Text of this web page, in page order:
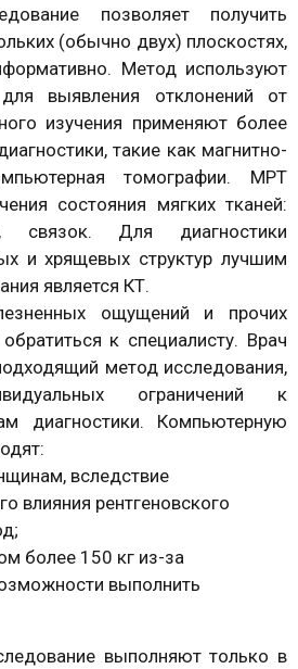
позволяет получить
(обычно двух) плоскостях,
Метод используют
выявления отклонений от
изучения применяют более
такие как магнитно-
томографии. МРТ
состояния мягких тканей:
связок. Для диагностики
и хрящевых структур лучшим
является КТ.
ощущений и прочих
к специалисту. Врач
метод исследования,
ограничений к
диагностики. Компьютерную
вследствие
влияния рентгеновского
более 150 кг из-за
выполнить
выполняют только в